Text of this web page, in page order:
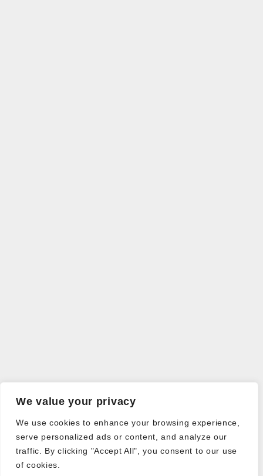
We value your privacy
We use cookies to enhance your browsing experience,
serve personalized ads or content, and analyze our
traffic. By clicking "Accept All", you consent to our use
of cookies.